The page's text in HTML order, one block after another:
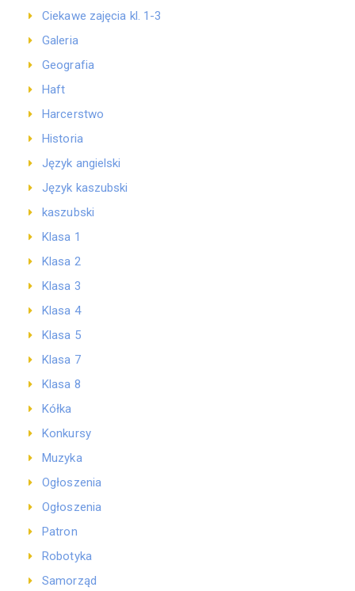
Ciekawe zajęcia kl. 1-3
Galeria
Geografia
Haft
Harcerstwo
Historia
Język angielski
Język kaszubski
kaszubski
Klasa 1
Klasa 2
Klasa 3
Klasa 4
Klasa 5
Klasa 7
Klasa 8
Kółka
Konkursy
Muzyka
Ogłoszenia
Ogłoszenia
Patron
Robotyka
Samorząd